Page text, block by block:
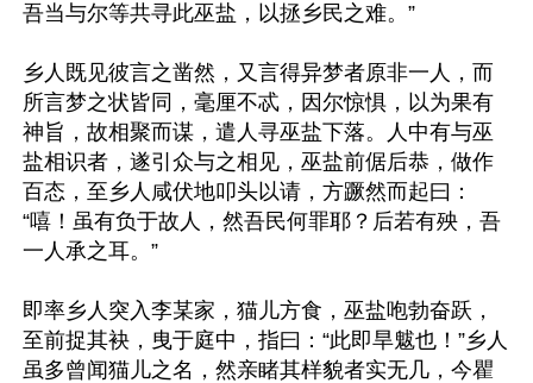
吾当与尔等共寻此巫盐，以拯乡民之难。”
乡人既见彼言之凿然，又言得异梦者原非一人，而
所言梦之状皆同，毫厘不忒，因尔惊惧，以为果有
神旨，故相聚而谋，遣人寻巫盐下落。人中有与巫
盐相识者，遂引众与之相见，巫盐前倨后恭，做作
百态，至乡人咸伏地叩头以请，方蹶然而起曰：
“嘻！虽有负于故人，然吾民何罪耶？后若有殃，吾
一人承之耳。”
即率乡人突入李某家，猫儿方食，巫盐咆勃奋跃，
至前捉其袂，曳于庭中，指曰：“此即旱魃也！”乡人
虽多曾闻猫儿之名，然亲睹其样貌者实无几，今瞿